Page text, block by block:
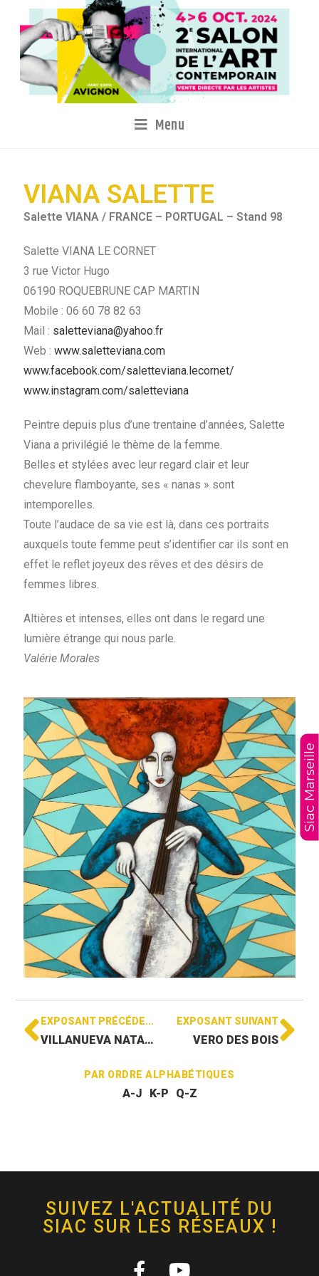
Menu
VIANA SALETTE
Salette VIANA / FRANCE – PORTUGAL – Stand 98
Salette VIANA LE CORNET
3 rue Victor Hugo
06190 ROQUEBRUNE CAP MARTIN
Mobile : 06 60 78 82 63
Mail : saletteviana@yahoo.fr
Web :www.saletteviana.com
www.facebook.com/saletteviana.lecornet/
www.instagram.com/saletteviana
Peintre depuis plus d’une trentaine d’années, Salette
Viana a privilégié le thème de la femme.
Belles et stylées avec leur regard clair et leur
chevelure flamboyante, ses « nanas » sont
intemporelles.
Toute l’audace de sa vie est là, dans ces portraits
auxquels toute femme peut s’identifier car ils sont en
effet le reflet joyeux des rêves et des désirs de
femmes libres.
Altières et intenses, elles ont dans le regard une
lumière étrange qui nous parle.
Valérie Morales
EXPOSANT PRÉCÉDENT
VILLANUEVA NATALIA
EXPOSANT SUIVANT
VERO DES BOIS
PAR ORDRE ALPHABÉTIQUES
A-J K-P Q-Z
SUIVEZ L'ACTUALITÉ DU
SIAC SUR LES RÉSEAUX !
Siac Marseille